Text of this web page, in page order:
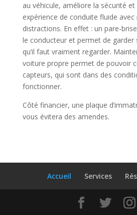
au véhicule, améliore la sécurité
expérience de conduite fluide avec
distractions. En effet : un pare-
le conducteur et permet de
qu’il faut vraiment regarder.
voiture propre permet de pouvoir
capteurs, qui sont dans des
fonctionner.
Côté financier, une plaque
vous évitera des amendes.
Accueil Services